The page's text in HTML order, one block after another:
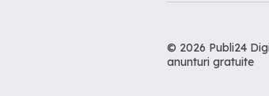
© 2026 Publi24
anunturi gratuite